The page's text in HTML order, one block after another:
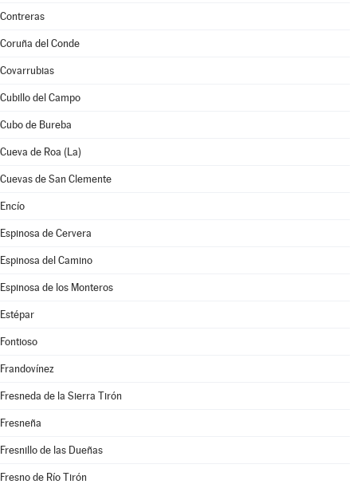
Contreras
Coruña del Conde
Covarrubias
Cubillo del Campo
Cubo de Bureba
Cueva de Roa (La)
Cuevas de San Clemente
Encío
Espinosa de Cervera
Espinosa del Camino
Espinosa de los Monteros
Estépar
Fontioso
Frandovínez
Fresneda de la Sierra Tirón
Fresneña
Fresnillo de las Dueñas
Fresno de Río Tirón